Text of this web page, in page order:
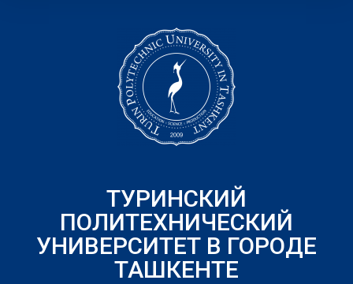
ТУРИНСКИЙ
ПОЛИТЕХНИЧЕСКИЙ
УНИВЕРСИТЕТ В ГОРОДЕ
ТАШКЕНТЕ